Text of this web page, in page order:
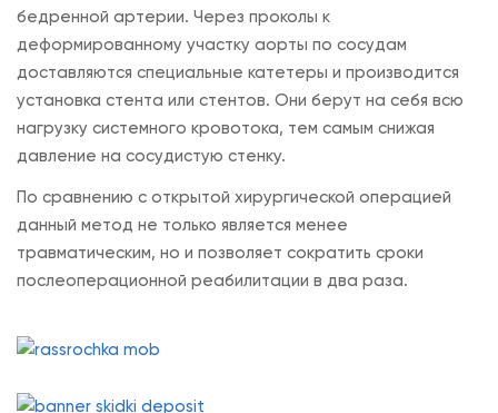
бедренной артерии. Через проколы к
деформированному участку аорты по сосудам
доставляются специальные катетеры и производится
установка стента или стентов. Они берут на себя всю
нагрузку системного кровотока, тем самым снижая
давление на сосудистую стенку.
По сравнению с открытой хирургической операцией
данный метод не только является менее
травматическим, но и позволяет сократить сроки
послеоперационной реабилитации в два раза.